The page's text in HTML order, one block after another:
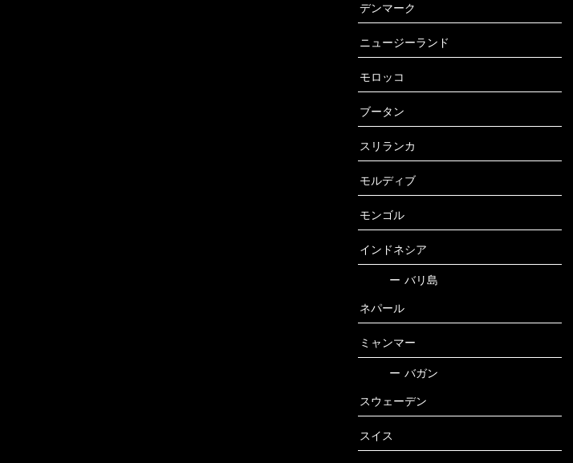
デンマーク
ニュージーランド
モロッコ
ブータン
スリランカ
モルディブ
モンゴル
インドネシア
ー バリ島
ネパール
ミャンマー
ー バガン
スウェーデン
スイス